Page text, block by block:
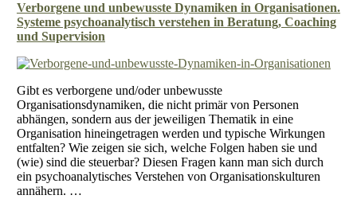
Verborgene und unbewusste Dynamiken in Organisationen.
Systeme psychoanalytisch verstehen in Beratung, Coaching
und Supervision
Gibt es verborgene und/oder unbewusste
Organisationsdynamiken, die nicht primär von Personen
abhängen, sondern aus der jeweiligen Thematik in eine
Organisation hineingetragen werden und typische Wirkungen
entfalten? Wie zeigen sie sich, welche Folgen haben sie und
(wie) sind die steuerbar? Diesen Fragen kann man sich durch
ein psychoanalytisches Verstehen von Organisationskulturen
annähern. …